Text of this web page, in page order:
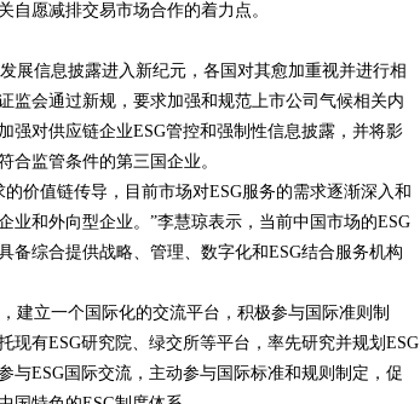
第07版
第08版
第09版
自愿减排交易市场合作的着力点。
展信息披露进入新纪元，各国对其愈加重视并进行相
监会通过新规，要求加强和规范上市公司气候相关内
强对供应链企业ESG管控和强制性信息披露，并将影
合监管条件的第三国企业。
价值链传导，目前市场对ESG服务的需求逐渐深入和
业和外向型企业。”李慧琼表示，当前中国市场的ESG
备综合提供战略、管理、数字化和ESG结合服务机构
建立一个国际化的交流平台，积极参与国际准则制
现有ESG研究院、绿交所等平台，率先研究并规划ESG
与ESG国际交流，主动参与国际标准和规则制定，促